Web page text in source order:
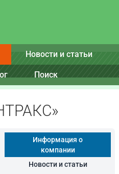
Новости и статьи
Поиск
Информация о
компании
Новости и статьи